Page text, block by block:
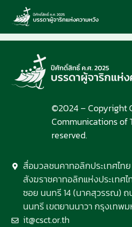
©2024 – Copyright
Communications
reserved.
สื่อมวลชนคาทอลิกประเทศไท
สังฆราชคาทอลิกแห่งประเทศไ
ซอย นนทรี 14 (นาคสุวรรณ)
นนทรี เขตยานนาวา กรุงเทพม
it@csct.or.th